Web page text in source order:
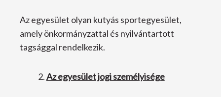
Az egyesület olyan kutyás sportegyesület,
amely önkormányzattal és nyilvántartott
tagsággal rendelkezik.
Az egyesület jogi személyisége